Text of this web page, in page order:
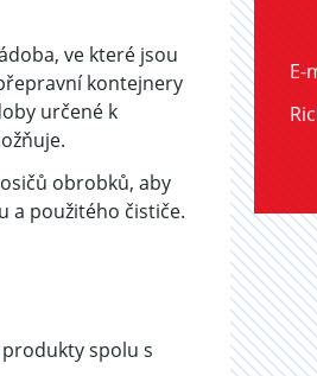
ve které jsou
kontejnery
určené k
obrobků, aby
a použitého čističe.
spolu s
E-